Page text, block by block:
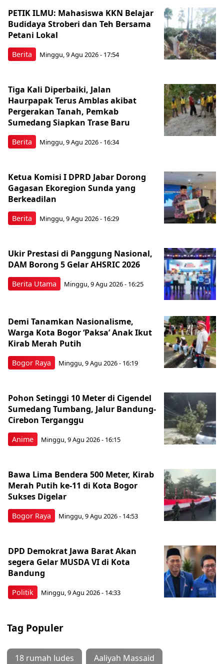
Berita
PETIK ILMU: Mahasiswa KKN Belajar
Budidaya Stroberi dan Teh Bersama
Petani Lokal
Minggu, 9 Agu 2026 - 17:54
Berita
Tiga Kali Diperbaiki, Jalan
Haurpapak Terus Amblas akibat
Pergerakan Tanah, Pemkab
Sumedang Siapkan Trase Baru
Minggu, 9 Agu 2026 - 16:34
Berita
Ketua Komisi I DPRD Jabar Dorong
Gagasan Ekoregion Sunda yang
Berkeadilan
Minggu, 9 Agu 2026 - 16:29
Berita Utama
Ukir Prestasi di Panggung Nasional,
DAM Borong 5 Gelar AHSRIC 2026
Minggu, 9 Agu 2026 - 16:25
Bogor Raya
Demi Tanamkan Nasionalisme,
Warga Kota Bogor ‘Paksa’ Anak Ikut
Kirab Merah Putih
Minggu, 9 Agu 2026 - 16:19
Anime
Pohon Setinggi 10 Meter di Cigendel
Sumedang Tumbang, Jalur Bandung-
Cirebon Terganggu
Minggu, 9 Agu 2026 - 16:15
Bogor Raya
Bawa Lima Bendera 500 Meter, Kirab
Merah Putih ke-11 di Kota Bogor
Sukses Digelar
Minggu, 9 Agu 2026 - 14:53
Politik
DPD Demokrat Jawa Barat Akan
segera Gelar MUSDA VI di Kota
Bandung
Minggu, 9 Agu 2026 - 14:33
Tag Populer
18 rumah ludes Aaliyah Massaid